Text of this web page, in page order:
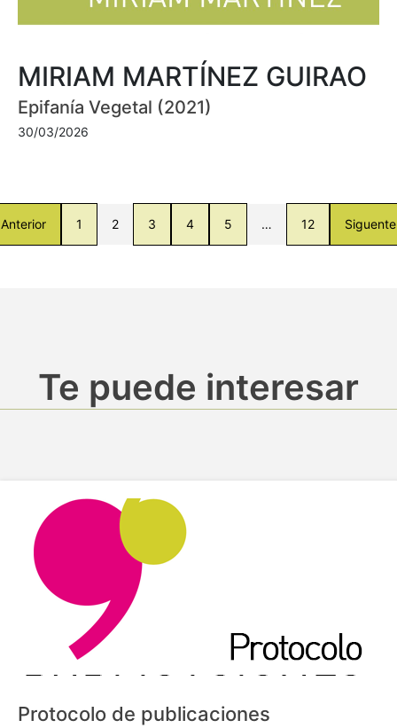
MIRIAM MARTÍNEZ GUIRAO
Epifanía Vegetal (2021)
30/03/2026
Anterior 1 2 3 4 5 … 12 Siguente
Te puede interesar
Protocolo de publicaciones